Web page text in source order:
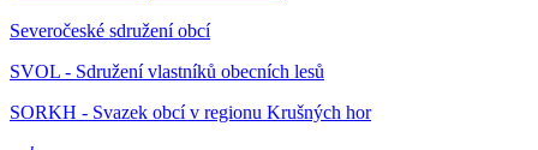
Severočeské sdružení obcí
SVOL - Sdružení vlastníků obecních lesů
SORKH - Svazek obcí v regionu Krušných hor